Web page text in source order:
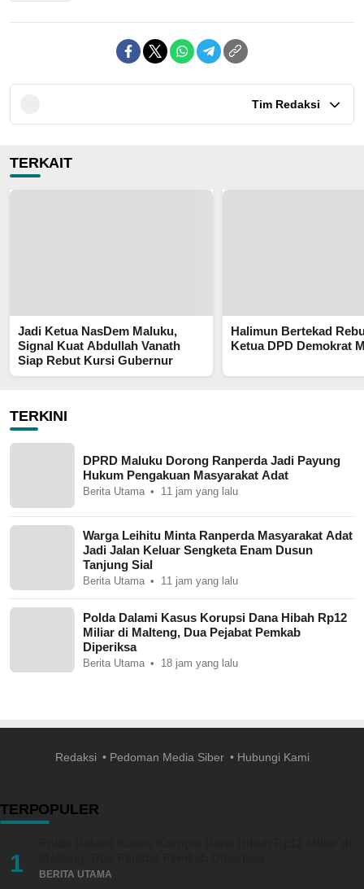
Tim Redaksi
TERKAIT
Jadi Ketua NasDem Maluku,
Signal Kuat Abdullah Vanath
Siap Rebut Kursi Gubernur
Halimun Bertekad
Ketua DPD Demokrat
TERKINI
DPRD Maluku Dorong Ranperda Jadi Payung
Hukum Pengakuan Masyarakat Adat
Berita Utama 11 jam yang lalu
Warga Leihitu Minta Ranperda Masyarakat Adat
Jadi Jalan Keluar Sengketa Enam Dusun
Tanjung Sial
Berita Utama 11 jam yang lalu
Polda Dalami Kasus Korupsi Dana Hibah Rp12
Miliar di Malteng, Dua Pejabat Pemkab
Diperiksa
Berita Utama 18 jam yang lalu
Redaksi Pedoman Media Siber Hubungi Kami
TERPOPULER
1 BERITA UTAMA